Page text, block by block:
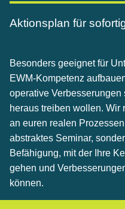
Aktionsplan für
Besonders geeignet für
EWM-Kompetenz
operative
heraus treiben wollen. Wir
an euren realen
abstraktes Seminar,
Befähigung, mit der Ihre
gehen und
können.